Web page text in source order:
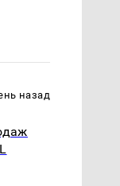
назад